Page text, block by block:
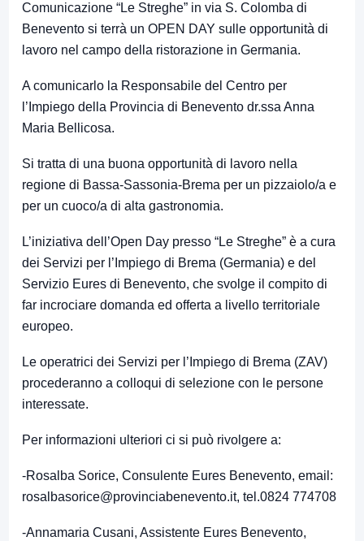
Comunicazione “Le Streghe” in via S. Colomba di
Benevento si terrà un OPEN DAY sulle opportunità di
lavoro nel campo della ristorazione in Germania.
A comunicarlo la Responsabile del Centro per
l’Impiego della Provincia di Benevento dr.ssa Anna
Maria Bellicosa.
Si tratta di una buona opportunità di lavoro nella
regione di Bassa-Sassonia-Brema per un pizzaiolo/a e
per un cuoco/a di alta gastronomia.
L’iniziativa dell’Open Day presso “Le Streghe” è a cura
dei Servizi per l’Impiego di Brema (Germania) e del
Servizio Eures di Benevento, che svolge il compito di
far incrociare domanda ed offerta a livello territoriale
europeo.
Le operatrici dei Servizi per l’Impiego di Brema (ZAV)
procederanno a colloqui di selezione con le persone
interessate.
Per informazioni ulteriori ci si può rivolgere a:
-Rosalba Sorice, Consulente Eures Benevento, email:
rosalbasorice@provinciabenevento.it, tel.0824 774708
-Annamaria Cusani, Assistente Eures Benevento,